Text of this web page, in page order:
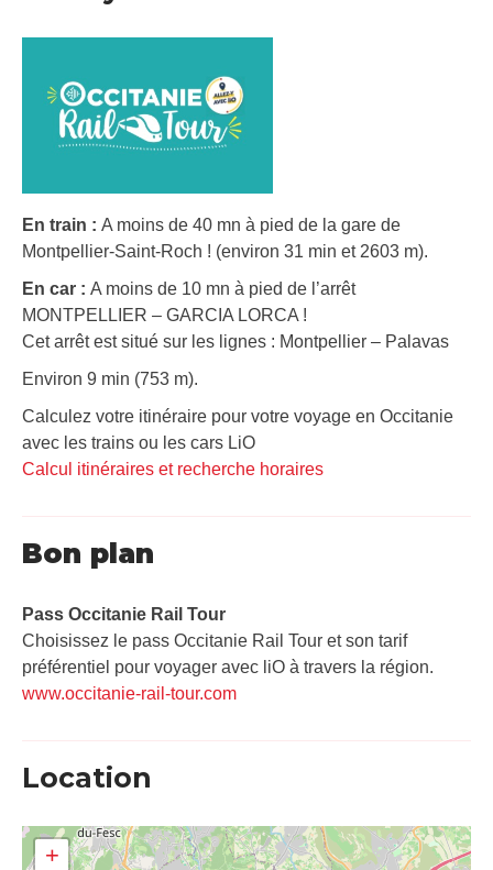
En train : A moins de 40 mn à pied de la gare de
Montpellier-Saint-Roch ! (environ 31 min et 2603 m).
En car : A moins de 10 mn à pied de l’arrêt
MONTPELLIER – GARCIA LORCA !
Cet arrêt est situé sur les lignes : Montpellier – Palavas
Environ 9 min (753 m).
Calculez votre itinéraire pour votre voyage en Occitanie
avec les trains ou les cars LiO
Calcul itinéraires et recherche horaires
Bon plan
Pass Occitanie Rail Tour​
Choisissez le pass Occitanie Rail Tour et son tarif
préférentiel pour voyager avec liO à travers la région.
www.occitanie-rail-tour.com
Location
+